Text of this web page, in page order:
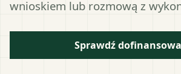
wnioskiem lub rozmową z
Sprawdź